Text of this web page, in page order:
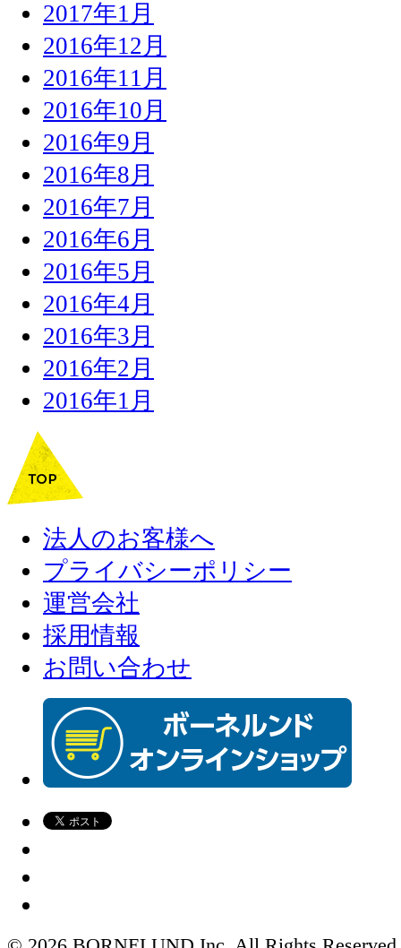
2017年1月
2016年12月
2016年11月
2016年10月
2016年9月
2016年8月
2016年7月
2016年6月
2016年5月
2016年4月
2016年3月
2016年2月
2016年1月
法人のお客様へ
プライバシーポリシー
運営会社
採用情報
お問い合わせ